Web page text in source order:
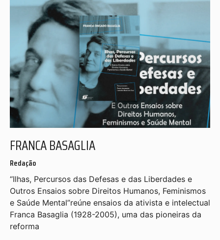
FRANCA BASAGLIA
Redação
“Ilhas, Percursos das Defesas e das Liberdades e
Outros Ensaios sobre Direitos Humanos, Feminismos
e Saúde Mental”reúne ensaios da ativista e intelectual
Franca Basaglia (1928-2005), uma das pioneiras da
reforma